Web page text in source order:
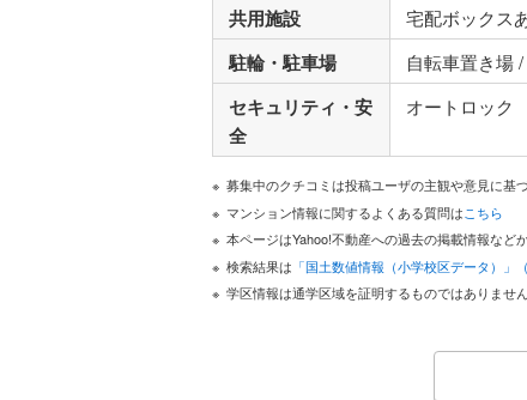
共用施設 宅配ボックス
駐輪・駐車場 自転車置き場
セキュリティ・安
全
オートロック
募集中のクチコミは投稿ユーザの主観や意見に基
マンション情報に関するよくある質問はこちら
本ページはYahoo!不動産への過去の掲載情報など
検索結果は 「国土数値情報（小学校区データ）」
学区情報は通学区域を証明するものではありませ